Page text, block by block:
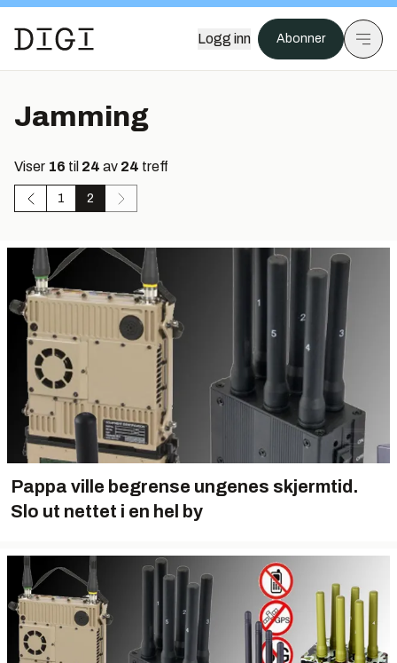
Logg inn Abonner
Jamming
Viser 16 til 24 av 24 treff
1 2
Pappa ville begrense ungenes skjermtid.
Slo ut nettet i en hel by